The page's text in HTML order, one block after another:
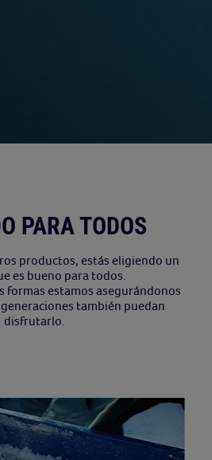
PARA TODOS
productos, estás eligiendo un
es bueno para todos.
formas estamos asegurándonos
también puedan
disfrutarlo.